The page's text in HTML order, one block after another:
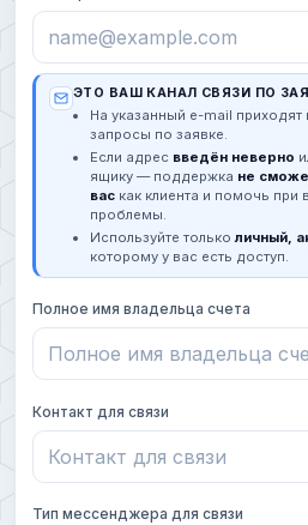
ЭТО ВАШ КАНАЛ СВЯЗИ ПО
На указанный e-mail
запросы по заявке.
Если адрес введён неверно
ящику — поддержка не
вас как клиента и помочь при
проблемы.
Используйте только личный,
которому у вас есть доступ.
Полное имя владельца счета
Контакт для связи
Тип мессенджера для связи